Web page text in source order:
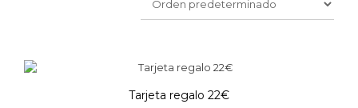
Tarjeta regalo 22€